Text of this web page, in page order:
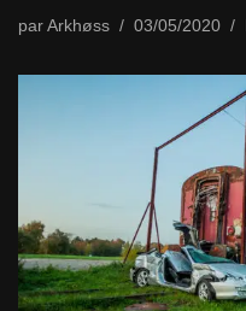
par Arkhøss 03/05/2020